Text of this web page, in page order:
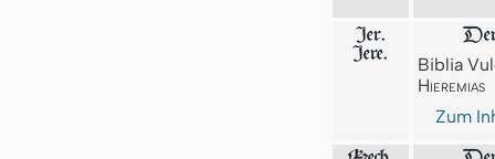
Jer.
Jere.
Der
Biblia
Hieremias
Zum